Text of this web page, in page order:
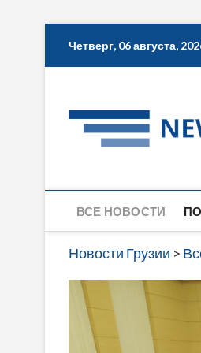
Четверг, 06 августа,
ВСЕ НОВОСТИ
Новости Грузии >